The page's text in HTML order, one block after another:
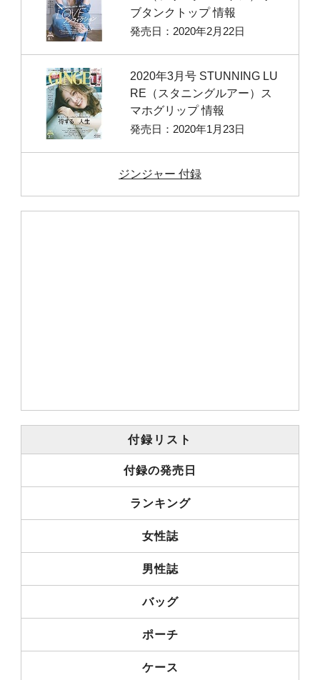
ブタンクトップ 情報
発売日：2020年2月22日
2020年3月号 STUNNING LU
RE（スタニングルアー）ス
マホグリップ 情報
発売日：2020年1月23日
ジンジャー 付録
付録リスト
付録の発売日
ランキング
女性誌
男性誌
バッグ
ポーチ
ケース